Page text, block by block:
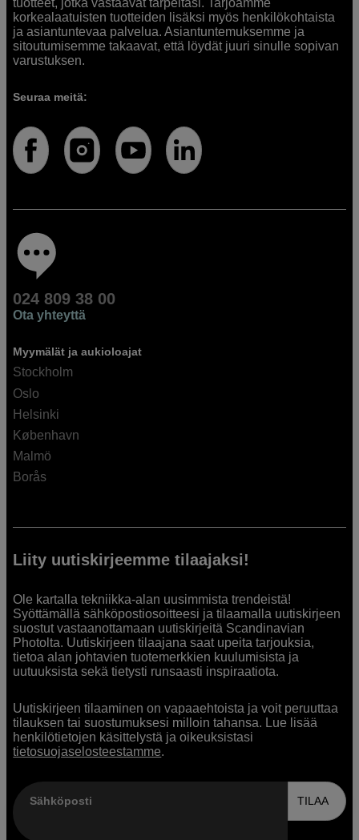
korkealaatuisten tuotteiden lisäksi myös henkilökohtaista
ja asiantuntevaa palvelua. Asiantuntemuksemme ja
sitoutumisemme takaavat, että löydät juuri sinulle sopivan
varustuksen.
Seuraa meitä:
024 809 38 00
Ota yhteyttä
Myymälät ja aukioloajat
Stockholm
Oslo
Helsinki
København
Malmö
Borås
Liity uutiskirjeemme tilaajaksi!
Ole kartalla tekniikka-alan uusimmista trendeistä!
Syöttämällä sähköpostiosoitteesi ja tilaamalla uutiskirjeen
suostut vastaanottamaan uutiskirjeitä Scandinavian
Photolta. Uutiskirjeen tilaajana saat upeita tarjouksia,
tietoa alan johtavien tuotemerkkien kuulumisista ja
uutuuksista sekä tietysti runsaasti inspiraatiota.
Uutiskirjeen tilaaminen on vapaaehtoista ja voit peruuttaa
tilauksen tai suostumuksesi milloin tahansa. Lue lisää
henkilötietojen käsittelystä ja oikeuksistasi
tietosuojaselosteestamme.
Sähköposti TILAA